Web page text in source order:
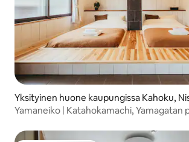
Yksityinen huone kaupungissa Kahoku,
yama District
Yamaneiko | Katahokamachi, Yamagatan
minuuttia Sakurane-dōri -asemalta |